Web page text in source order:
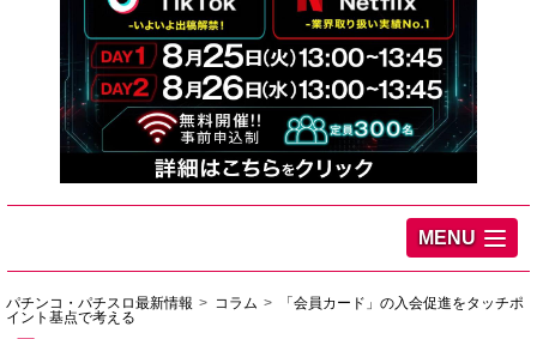
MENU
パチンコ・パチスロ最新情報 コラム
「会員カード」の入会促進をタッチポ
イント基点で考える